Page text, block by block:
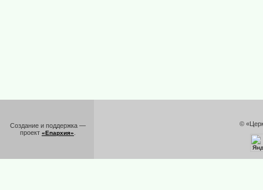
Создание и поддержка —
проект «Епархия»
©